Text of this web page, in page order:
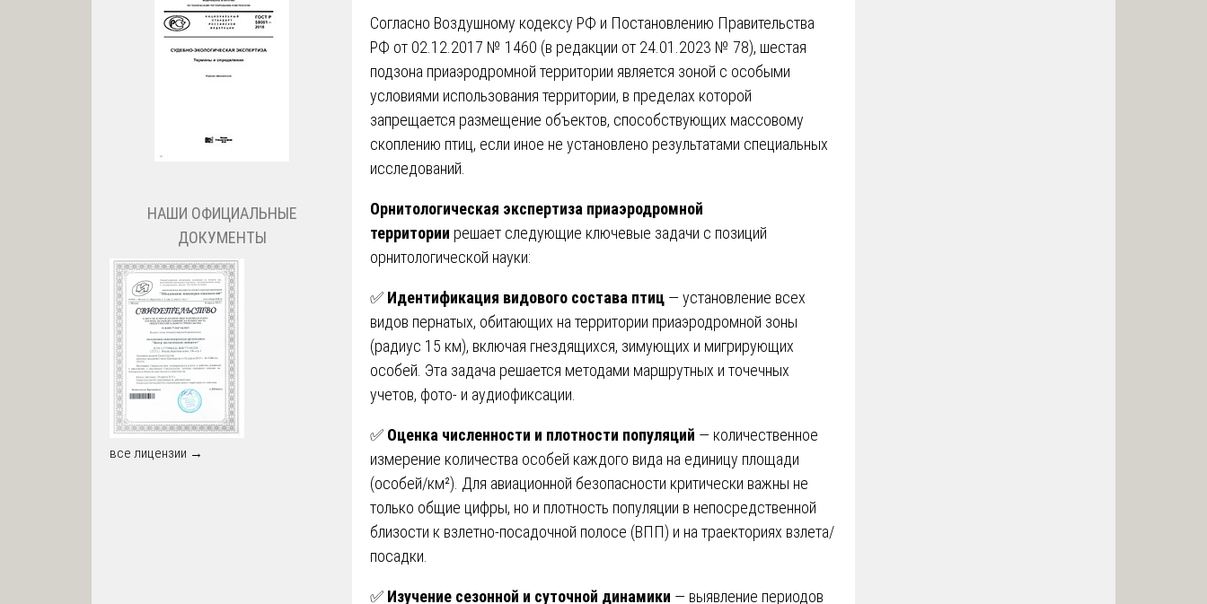
Согласно Воздушному кодексу РФ и Постановлению Правительства
РФ от 02.12.2017 № 1460 (в редакции от 24.01.2023 № 78), шестая
подзона приаэродромной территории является зоной с особыми
условиями использования территории, в пределах которой
запрещается размещение объектов, способствующих массовому
скоплению птиц, если иное не установлено результатами специальных
исследований.
Орнитологическая экспертиза приаэродромной
территории решает следующие ключевые задачи с позиций
орнитологической науки:
✅ Идентификация видового состава птиц — установление всех
видов пернатых, обитающих на территории приаэродромной зоны
(радиус 15 км), включая гнездящихся, зимующих и мигрирующих
особей. Эта задача решается методами маршрутных и точечных
учетов, фото- и аудиофиксации.
✅ Оценка численности и плотности популяций — количественное
измерение количества особей каждого вида на единицу площади
(особей/км²). Для авиационной безопасности критически важны не
только общие цифры, но и плотность популяции в непосредственной
близости к взлетно-посадочной полосе (ВПП) и на траекториях взлета/
посадки.
✅ Изучение сезонной и суточной динамики — выявление периодов
НАШИ ОФИЦИАЛЬНЫЕ
ДОКУМЕНТЫ
все лицензии →